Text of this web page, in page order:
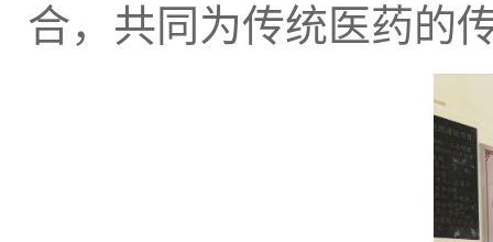
合，共同为传统医药的